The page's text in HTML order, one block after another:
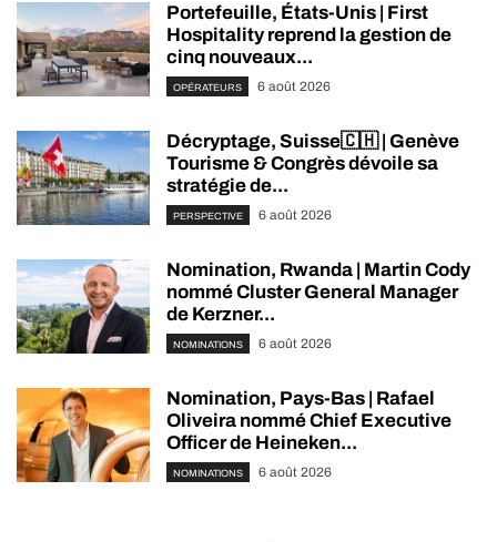
Portefeuille, États-Unis | First
Hospitality reprend la gestion de
cinq nouveaux...
OPÉRATEURS 6 août 2026
Décryptage, Suisse🇨🇭 | Genève
Tourisme & Congrès dévoile sa
stratégie de...
PERSPECTIVE 6 août 2026
Nomination, Rwanda | Martin Cody
nommé Cluster General Manager
de Kerzner...
NOMINATIONS 6 août 2026
Nomination, Pays-Bas | Rafael
Oliveira nommé Chief Executive
Officer de Heineken...
NOMINATIONS 6 août 2026